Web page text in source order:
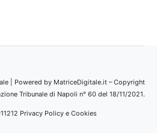
| Powered by MatriceDigitale.it – Copyright
Tribunale di Napoli n° 60 del 18/11/2021.
Privacy Policy e Cookies